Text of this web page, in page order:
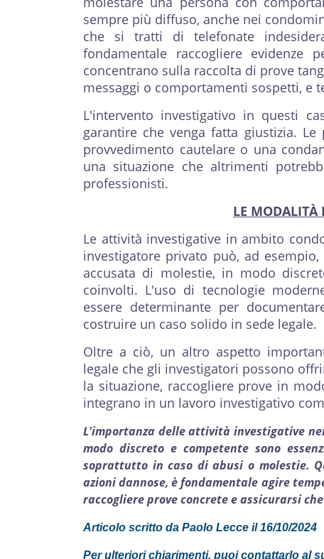
sempre più diffuso, anche nei
che si tratti di telefonate
fondamentale raccogliere evidenze
concentrano sulla raccolta di prove
messaggi o comportamenti sospetti, e
L'intervento investigativo in questi
garantire che venga fatta giustizia.
provvedimento cautelare o una
una situazione che altrimenti
professionisti.
LE MODALITÀ
Le attività investigative in ambito
investigatore privato può, ad
accusata di molestie, in modo
coinvolti. L'uso di tecnologie
essere determinante per
costruire un caso solido in sede legale.
Oltre a ciò, un altro aspetto
legale che gli investigatori possono
la situazione, raccogliere prove in
integrano in un lavoro investigativo
L'importanza delle attività investigative
modo discreto e competente sono
soprattutto in caso di abusi o molestie.
azioni dannose, è fondamentale agire
raccogliere prove concrete e assicurarsi
Articolo scritto da Paolo Lecce il 16/10/2024
Per ulteriori chiarimenti, puoi contattarlo al